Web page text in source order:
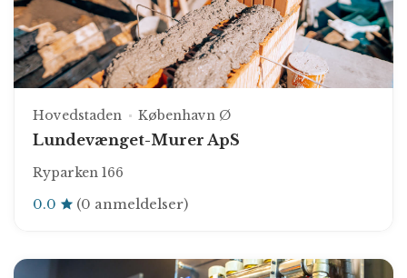
Hovedstaden København Ø
Lundevænget-Murer ApS
Ryparken 166
0.0 (0 anmeldelser)